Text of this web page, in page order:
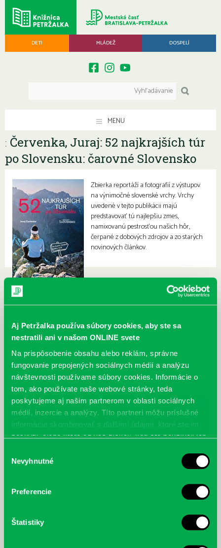
Aj Petržalka používa súbory cookies, aby ste sa
nestratili ani v našom ONLINE svete
Na prispôsobenie obsahu alebo reklám, správne
fungovanie prepojených sociálnych médií a analýzu
návštevnosti používame súbory cookies. Informácie o
tom, ako používate naše webové stránky, teda
poskytujeme aj našim partnerom v oblasti sociálnych
médií, inzercie a analýzy. Títo partneri môžu príslušné
informácie skombinovať s ďalšími údajmi, ktoré ste im
poskytli, alebo ktoré od vás získali, keď ste používali ich
súhlasu
Nevyhnutné
Preferencie
Štatistiky
DETI MLÁDEŽ DOSPELÍ
MENU
: Červenka, Juraj: 52 najkrajších túr
po Slovensku: čarovné Slovensko
Zbierka reportáží a fotografií z výstupov
na výnimočné slovenské vrchy. Vrchy
uvedené v tejto publikácii majú
predstavovať tú najlepšiu zmes,
namixovanú pestrosťou našich hôr,
čerpané z dobových zdrojov a zo starých
novinových článkov.
cyklistu modernej doby: